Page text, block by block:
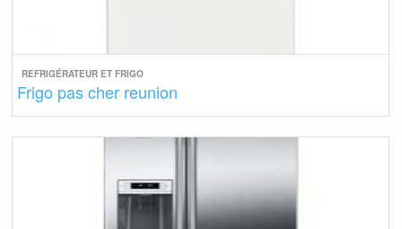
REFRIGÉRATEUR ET FRIGO
Frigo pas cher reunion